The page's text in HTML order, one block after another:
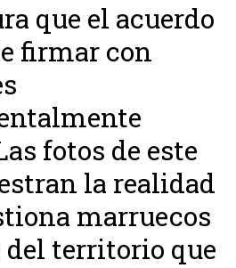
que el acuerdo
firmar con
fotos de este
la realidad
marruecos
del territorio que